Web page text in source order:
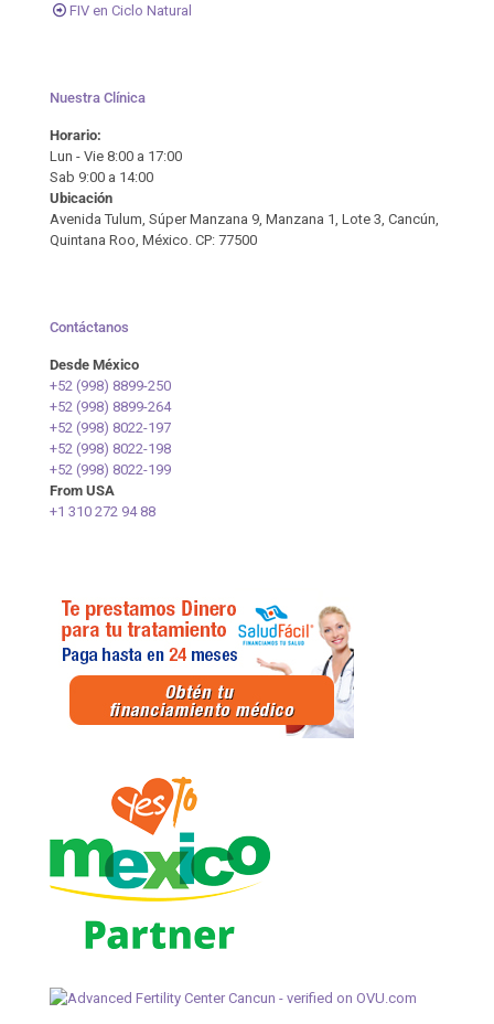
FIV en Ciclo Natural
Nuestra Clínica
Horario:
Lun - Vie 8:00 a 17:00
Sab 9:00 a 14:00
Ubicación
Avenida Tulum, Súper Manzana 9, Manzana 1, Lote 3, Cancún,
Quintana Roo, México. CP: 77500
Contáctanos
Desde México
+52 (998) 8899-250
+52 (998) 8899-264
+52 (998) 8022-197
+52 (998) 8022-198
+52 (998) 8022-199
From USA
+1 310 272 94 88